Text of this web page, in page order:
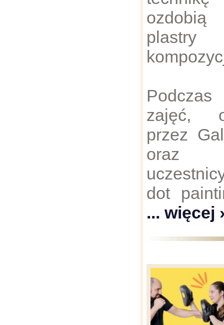
zajęć,
przez
oraz
dot
... więcej